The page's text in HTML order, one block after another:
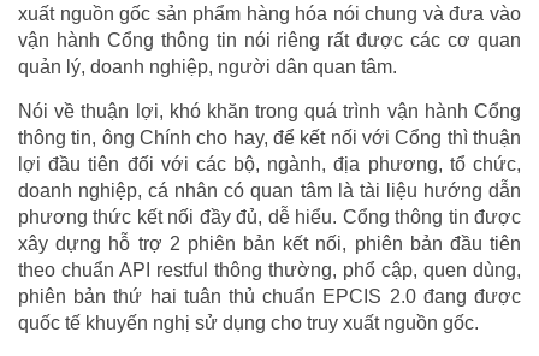
xuất nguồn gốc sản phẩm hàng hóa nói chung và đưa vào
vận hành Cổng thông tin nói riêng rất được các cơ quan
quản lý, doanh nghiệp, người dân quan tâm.
Nói về thuận lợi, khó khăn trong quá trình vận hành Cổng
thông tin, ông Chính cho hay, để kết nối với Cổng thì thuận
lợi đầu tiên đối với các bộ, ngành, địa phương, tổ chức,
doanh nghiệp, cá nhân có quan tâm là tài liệu hướng dẫn
phương thức kết nối đầy đủ, dễ hiểu. Cổng thông tin được
xây dựng hỗ trợ 2 phiên bản kết nối, phiên bản đầu tiên
theo chuẩn API restful thông thường, phổ cập, quen dùng,
phiên bản thứ hai tuân thủ chuẩn EPCIS 2.0 đang được
quốc tế khuyến nghị sử dụng cho truy xuất nguồn gốc.